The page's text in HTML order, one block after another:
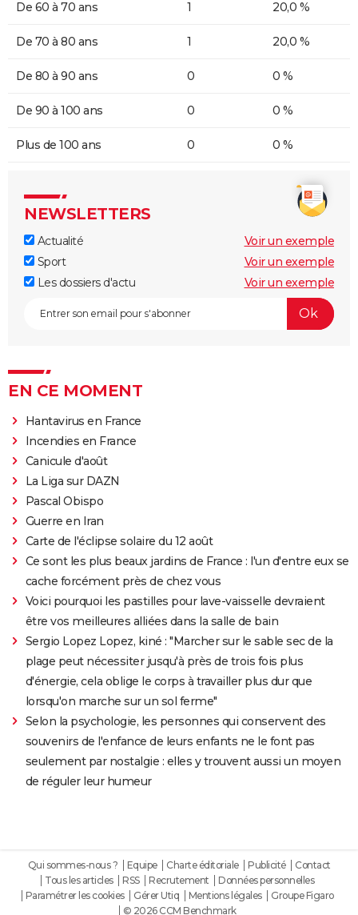
De 60 à 70 ans 1 20,0 %
De 70 à 80 ans 1 20,0 %
De 80 à 90 ans 0 0 %
De 90 à 100 ans 0 0 %
Plus de 100 ans 0 0 %
NEWSLETTERS
Actualité
Voir un exemple
Sport
Voir un exemple
Les dossiers d'actu
Voir un exemple
EN CE MOMENT
Hantavirus en France
Incendies en France
Canicule d'août
La Liga sur DAZN
Pascal Obispo
Guerre en Iran
Carte de l'éclipse solaire du 12 août
Ce sont les plus beaux jardins de France : l'un d'entre eux se
cache forcément près de chez vous
Voici pourquoi les pastilles pour lave-vaisselle devraient
être vos meilleures alliées dans la salle de bain
Sergio Lopez Lopez, kiné : "Marcher sur le sable sec de la
plage peut nécessiter jusqu'à près de trois fois plus
d'énergie, cela oblige le corps à travailler plus dur que
lorsqu'on marche sur un sol ferme"
Selon la psychologie, les personnes qui conservent des
souvenirs de l'enfance de leurs enfants ne le font pas
seulement par nostalgie : elles y trouvent aussi un moyen
de réguler leur humeur
Qui sommes-nous ? Equipe Charte éditoriale Publicité
Contact
Tous les articles
RSS Recrutement
Données personnelles
Paramétrer les cookies
Gérer Utiq Mentions légales
Groupe Figaro
© 2026 CCM Benchmark